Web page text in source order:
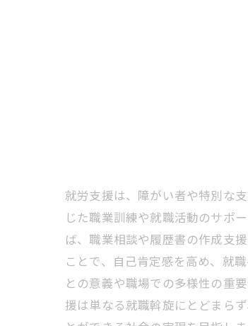
就労支援は、障がい者や特別な
じた職業訓練や就職活動のサポ
ば、職業相談や履歴書の作成支
ことで、自己肯定感を高め、就
との意義や職場での多様性の重
援は単なる就職斡旋にとどまら